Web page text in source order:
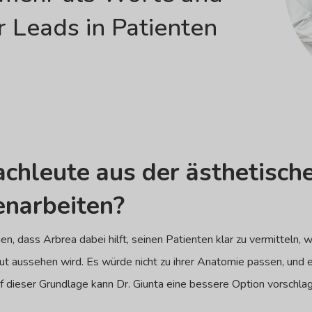
in Patienten
aus der
dass Arbrea dabei hilft, seinen Patienten klar zu vermitteln,
aussehen wird. Es würde nicht zu ihrer Anatomie passen,
dieser Grundlage kann Dr. Giunta eine bessere Option